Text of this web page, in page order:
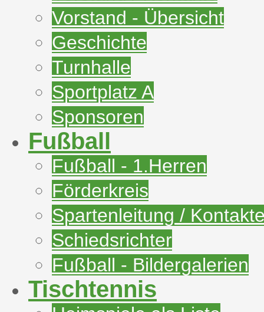
Vorstand - Übersicht
Geschichte
Turnhalle
Sportplatz A
Sponsoren
Fußball
Fußball - 1.Herren
Förderkreis
Spartenleitung /
Schiedsrichter
Fußball - Bildergalerien
Tischtennis